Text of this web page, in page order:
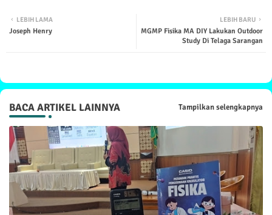
LEBIH BARU
MGMP Fisika MA DIY Lakukan Outdoor
Study Di Telaga Sarangan
LEBIH LAMA
Joseph Henry
BACA ARTIKEL LAINNYA Tampilkan selengkapnya